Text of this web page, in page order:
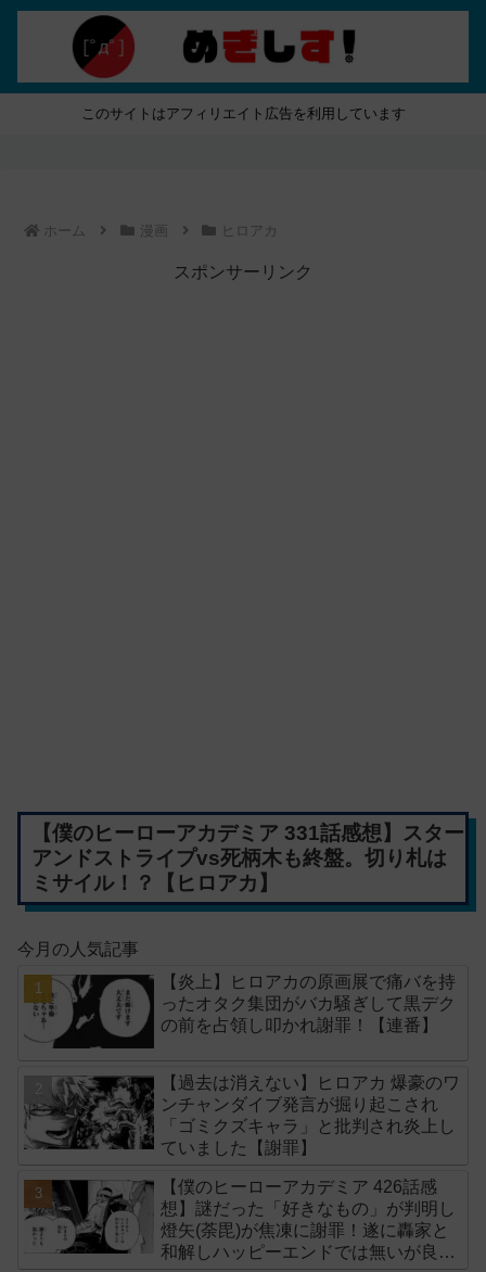
このサイトはアフィリエイト広告を利用しています
ホーム 漫画 ヒロアカ
スポンサーリンク
【僕のヒーローアカデミア 331話感想】スター
アンドストライプvs死柄木も終盤。切り札は
ミサイル！？【ヒロアカ】
今月の人気記事
【炎上】ヒロアカの原画展で痛バを持
ったオタク集団がバカ騒ぎして黒デク
の前を占領し叩かれ謝罪！【連番】
【過去は消えない】ヒロアカ 爆豪のワ
ンチャンダイブ発言が掘り起こされ
「ゴミクズキャラ」と批判され炎上し
ていました【謝罪】
【僕のヒーローアカデミア 426話感
想】謎だった「好きなもの」が判明し
燈矢(荼毘)が焦凍に謝罪！遂に轟家と
和解しハッピーエンドでは無いが良い